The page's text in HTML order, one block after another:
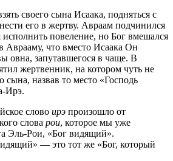
своего сына Исаака, подняться с
его в жертву. Авраам подчинился
исполнить повеление, но Бог вмешался
Аврааму, что вместо Исаака Он
овна, запутавшегося в чаще. В
жертвенник, на котором чуть не
сына, назвав то место «Господь
Ирэ.
слово ирэ произошло от
слова рои, которое мы уже
Эль-Рои, «Бог видящий».
— это тот же «Бог, который